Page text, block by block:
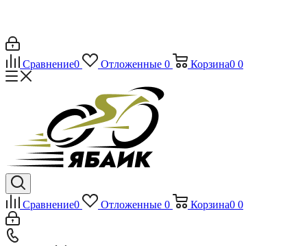
Сравнение0 Отложенные 0 Корзина0 0
Сравнение0 Отложенные 0 Корзина0 0